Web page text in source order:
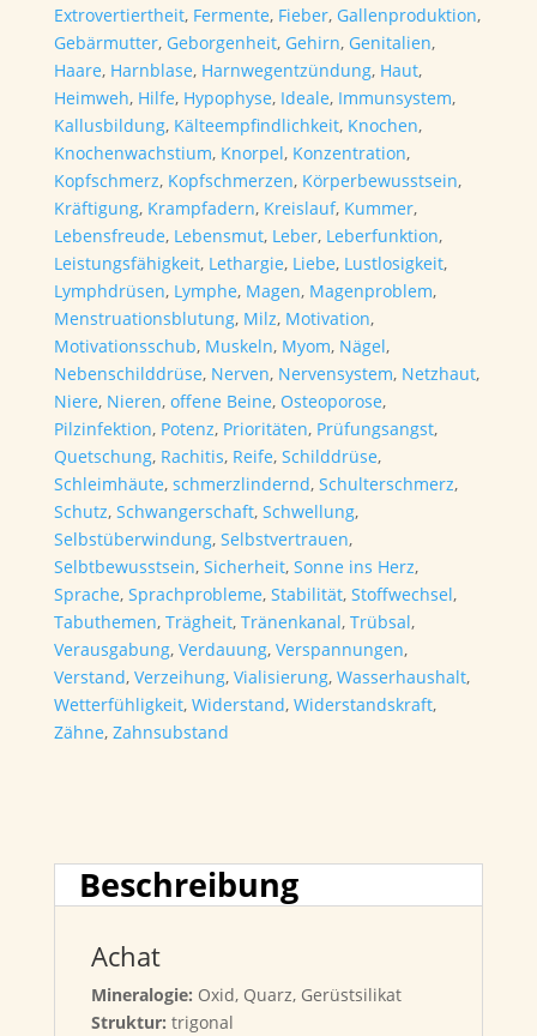
Extrovertiertheit, Fermente, Fieber, Gallenproduktion,
Gebärmutter, Geborgenheit, Gehirn, Genitalien,
Haare, Harnblase, Harnwegentzündung, Haut,
Heimweh, Hilfe, Hypophyse, Ideale, Immunsystem,
Kallusbildung, Kälteempfindlichkeit, Knochen,
Knochenwachstium, Knorpel, Konzentration,
Kopfschmerz, Kopfschmerzen, Körperbewusstsein,
Kräftigung, Krampfadern, Kreislauf, Kummer,
Lebensfreude, Lebensmut, Leber, Leberfunktion,
Leistungsfähigkeit, Lethargie, Liebe, Lustlosigkeit,
Lymphdrüsen, Lymphe, Magen, Magenproblem,
Menstruationsblutung, Milz, Motivation,
Motivationsschub, Muskeln, Myom, Nägel,
Nebenschilddrüse, Nerven, Nervensystem, Netzhaut,
Niere, Nieren, offene Beine, Osteoporose,
Pilzinfektion, Potenz, Prioritäten, Prüfungsangst,
Quetschung, Rachitis, Reife, Schilddrüse,
Schleimhäute, schmerzlindernd, Schulterschmerz,
Schutz, Schwangerschaft, Schwellung,
Selbstüberwindung, Selbstvertrauen,
Selbtbewusstsein, Sicherheit, Sonne ins Herz,
Sprache, Sprachprobleme, Stabilität, Stoffwechsel,
Tabuthemen, Trägheit, Tränenkanal, Trübsal,
Verausgabung, Verdauung, Verspannungen,
Verstand, Verzeihung, Vialisierung, Wasserhaushalt,
Wetterfühligkeit, Widerstand, Widerstandskraft,
Zähne, Zahnsubstand
Beschreibung
Achat
Mineralogie: Oxid, Quarz, Gerüstsilikat
Struktur: trigonal